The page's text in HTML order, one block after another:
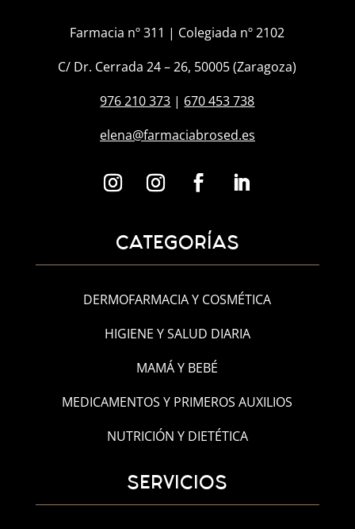
Farmacia nº 311 | Colegiada nº 2102
C/ Dr. Cerrada 24 – 26, 50005 (Zaragoza)
976 210 373 | 670 453 738
elena@farmaciabrosed.es
CATEGORÍAS
DERMOFARMACIA Y COSMÉTICA
HIGIENE Y SALUD DIARIA
MAMÁ Y BEBÉ
MEDICAMENTOS Y PRIMEROS AUXILIOS
NUTRICIÓN Y DIETÉTICA
SERVICIOS